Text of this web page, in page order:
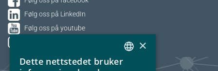
Følg oss på LinkedIn
Følg oss på youtube
NORWEGIAN
×
Dette nettstedet bruker